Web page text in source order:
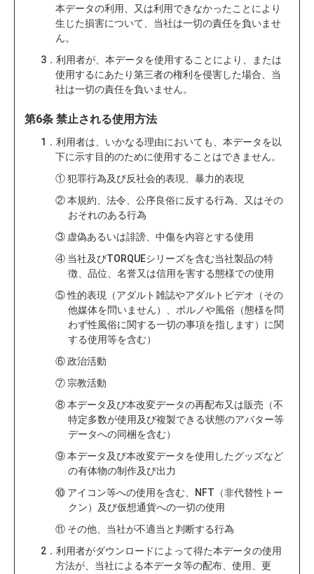
本データの利用、又は利用できなかったことにより
生じた損害について、当社は一切の責任を負いませ
ん。
3．利用者が、本データを使用することにより、または
使用するにあたり第三者の権利を侵害した場合、当
社は一切の責任を負いません。
第6条 禁止される使用方法
1．利用者は、いかなる理由においても、本データを以
下に示す目的のために使用することはできません。
① 犯罪行為及び反社会的表現、暴力的表現
② 本規約、法令、公序良俗に反する行為、又はその
おそれのある行為
③ 虚偽あるいは誹謗、中傷を内容とする使用
④ 当社及びTORQUEシリーズを含む当社製品の特
徴、品位、名誉又は信用を害する態様での使用
⑤ 性的表現（アダルト雑誌やアダルトビデオ（その
他媒体を問いません）、ポルノや風俗（態様を問
わず性風俗に関する一切の事項を指します）に関
する使用等を含む）
⑥ 政治活動
⑦ 宗教活動
⑧ 本データ及び本改変データの再配布又は販売（不
特定多数が使用及び複製できる状態のアバター等
データへの同梱を含む）
⑨ 本データ及び本改変データを使用したグッズなど
の有体物の制作及び出力
⑩ アイコン等への使用を含む、NFT（非代替性トー
クン）及び仮想通貨への一切の使用
⑪ その他、当社が不適当と判断する行為
2．利用者がダウンロードによって得た本データの使用
方法が、当社による本データ等の配布、使用、更